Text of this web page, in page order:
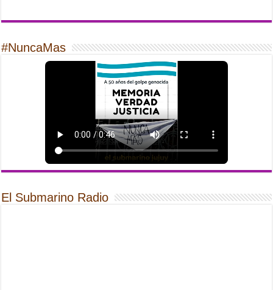
#NuncaMas
El Submarino Radio